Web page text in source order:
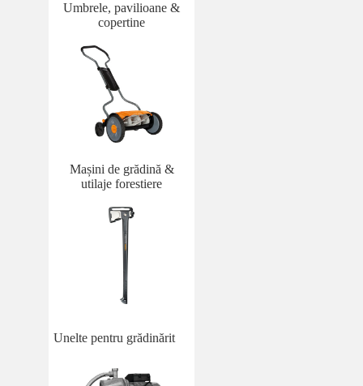
Umbrele, pavilioane &
copertine
Mașini de grădină &
utilaje forestiere
Unelte pentru grădinărit